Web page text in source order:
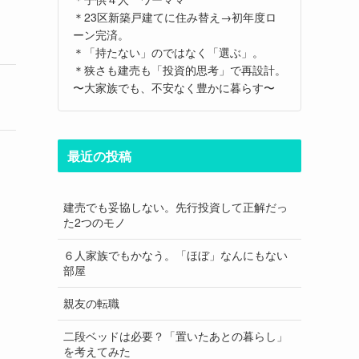
＊23区新築戸建てに住み替え→初年度ロ
ーン完済。
＊「持たない」のではなく「選ぶ」。
＊狭さも建売も「投資的思考」で再設計。
〜大家族でも、不安なく豊かに暮らす〜
最近の投稿
建売でも妥協しない。先行投資して正解だっ
た2つのモノ
６人家族でもかなう。「ほぼ」なんにもない
部屋
親友の転職
二段ベッドは必要？「置いたあとの暮らし」
を考えてみた